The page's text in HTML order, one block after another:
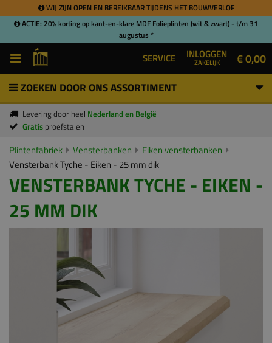
WIJ ZIJN OPEN EN BEREIKBAAR TIJDENS HET BOUWVERLOF
ACTIE: 20% korting op kant-en-klare MDF Folieplinten (wit & zwart) - t/m 31
augustus *
SERVICE INLOGGEN
ZAKELIJK € 0,00
ZOEKEN DOOR ONS ASSORTIMENT
Levering door heel Nederland en België
Gratis proefstalen
Plintenfabriek Vensterbanken
Eiken vensterbanken
Vensterbank Tyche - Eiken - 25 mm dik
VENSTERBANK TYCHE - EIKEN -
25 MM DIK